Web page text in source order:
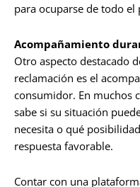
para ocuparse de todo el
Acompañamiento
Otro aspecto destacado
reclamación es el
consumidor. En muchos
sabe si su situación
necesita o qué
respuesta favorable.
Contar con una